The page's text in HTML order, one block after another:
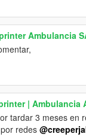
Ambulancia
| Ambulancia
tardar 3 meses en
por redes